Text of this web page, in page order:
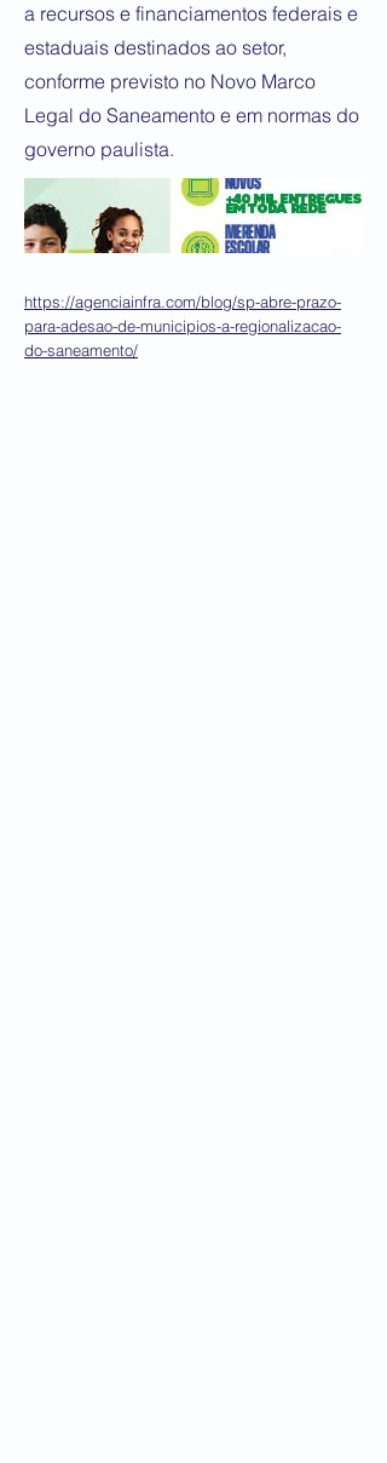
a recursos e financiamentos federais e
estaduais destinados ao setor,
conforme previsto no Novo Marco
Legal do Saneamento e em normas do
governo paulista.
https://agenciainfra.com/blog/sp-abre-prazo-
para-adesao-de-municipios-a-regionalizacao-
do-saneamento/